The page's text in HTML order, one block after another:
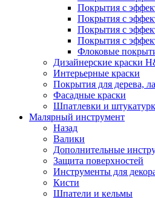
Покрытия с
Покрытия с
Покрытия с
Покрытия с
Флоковые
Дизайнерские краски
Интерьерные краски
Покрытия для дерева,
Фасадные краски
Шпатлевки и
Малярный инструмент
Назад
Валики
Дополнительные
Защита поверхностей
Инструменты для
Кисти
Шпатели и кельмы